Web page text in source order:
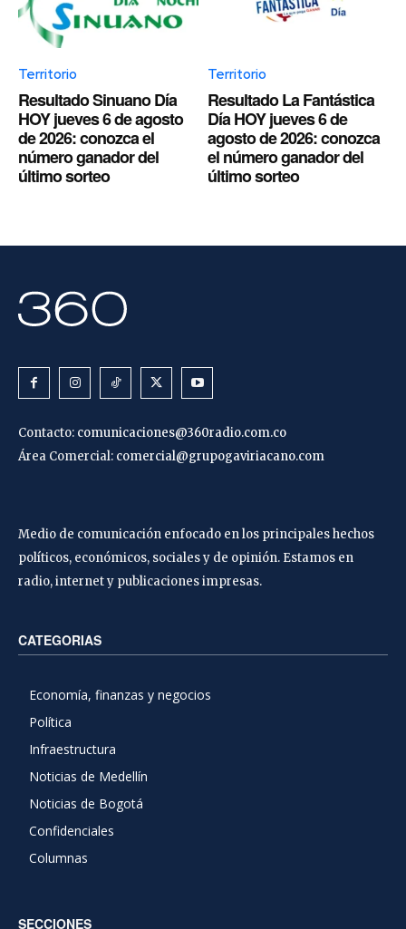
Territorio
Resultado Sinuano Día
HOY jueves 6 de agosto
de 2026: conozca el
número ganador del
último sorteo
Territorio
Resultado La Fantástica
Día HOY jueves 6 de
agosto de 2026: conozca
el número ganador del
último sorteo
Contacto: comunicaciones@360radio.com.co
Área Comercial: comercial@grupogaviriacano.com
Medio de comunicación enfocado en los principales hechos
políticos, económicos, sociales y de opinión. Estamos en
radio, internet y publicaciones impresas.
CATEGORIAS
Economía, finanzas y negocios
Política
Infraestructura
Noticias de Medellín
Noticias de Bogotá
Confidenciales
Columnas
SECCIONES